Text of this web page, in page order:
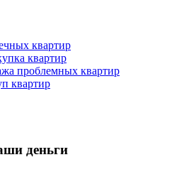
квартир
квартир
проблемных квартир
квартир
деньги